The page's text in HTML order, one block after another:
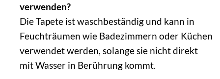
verwenden?
Die Tapete ist waschbeständig und kann in
Feuchträumen wie Badezimmern oder Küchen
verwendet werden, solange sie nicht direkt
mit Wasser in Berührung kommt.